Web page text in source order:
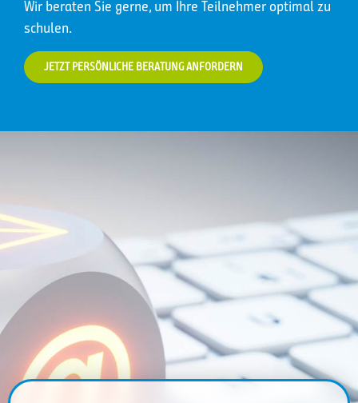
Wir beraten Sie gerne, um Ihre Teilnehmer optimal zu
schulen.
JETZT PERSÖNLICHE BERATUNG ANFORDERN